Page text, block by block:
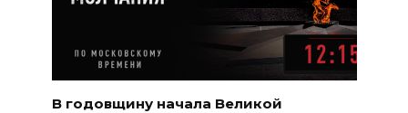
В годовщину начала Великой